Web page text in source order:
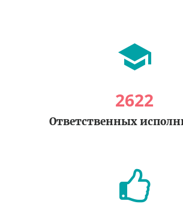
2622
Ответственных